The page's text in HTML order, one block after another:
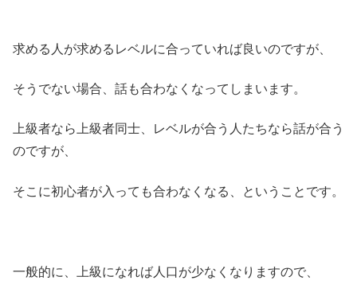
求める人が求めるレベルに合っていれば良いのですが、
そうでない場合、話も合わなくなってしまいます。
上級者なら上級者同士、レベルが合う人たちなら話が合う
のですが、
そこに初心者が入っても合わなくなる、ということです。
一般的に、上級になれば人口が少なくなりますので、